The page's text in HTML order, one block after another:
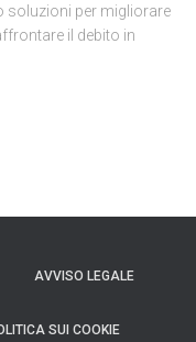
soluzioni per migliorare
il debito in
AVVISO LEGALE
SUI COOKIE